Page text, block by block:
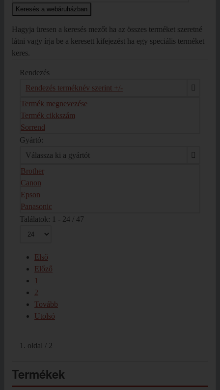
Hagyja üresen a keresés mezőt ha az összes terméket szeretné
látni vagy írja be a keresett kifejezést ha egy speciális terméket
keres.
Rendezés
Rendezés terméknév szerint +/-
Termék megnevezése
Termék cikkszám
Sorrend
Gyártó:
Válassza ki a gyártót
Brother
Canon
Epson
Panasonic
Találatok: 1 - 24 / 47
Első
Előző
1
2
Tovább
Utolsó
1. oldal / 2
Termékek